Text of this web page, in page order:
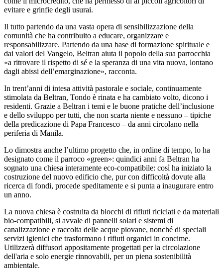
evitare e grinfie degli usurai.
Il tutto partendo da una vasta opera di sensibilizzazione della
comunità che ha contribuito a educare, organizzare e
responsabilizzare. Partendo da una base di formazione spirituale e
dai valori del Vangelo, Beltran aiuta il popolo della sua parrocchia
«a ritrovare il rispetto di sé e la speranza di una vita nuova, lontano
dagli abissi dell’emarginazione», racconta.
In trent’anni di intesa attività pastorale e sociale, continuamente
stimolata da Beltran, Tondo è rinata e ha cambiato volto, dicono i
residenti. Grazie a Beltran i temi e le buone pratiche dell’inclusione
e dello sviluppo per tutti, che non scarta niente e nessuno – tipiche
della predicazione di Papa Francesco – da anni circolano nella
periferia di Manila.
Lo dimostra anche l’ultimo progetto che, in ordine di tempo, lo ha
designato come il parroco «green»: quindici anni fa Beltran ha
sognato una chiesa interamente eco-compatibile: così ha iniziato la
costruzione del nuovo edificio che, pur con difficoltà dovute alla
ricerca di fondi, procede speditamente e si punta a inaugurare entro
un anno.
La nuova chiesa è costruita da blocchi di rifiuti riciclati e da materiali
bio-compatibili, si avvale di pannelli solari e sistemi di
canalizzazione e raccolta delle acque piovane, nonché di speciali
servizi igienici che trasformano i rifiuti organici in concime.
Utilizzerà diffusori appositamente progettati per la circolazione
dell'aria e solo energie rinnovabili, per un piena sostenibilità
ambientale.